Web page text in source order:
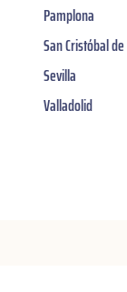
Pamplona
San Cristóbal
Sevilla
Valladolid